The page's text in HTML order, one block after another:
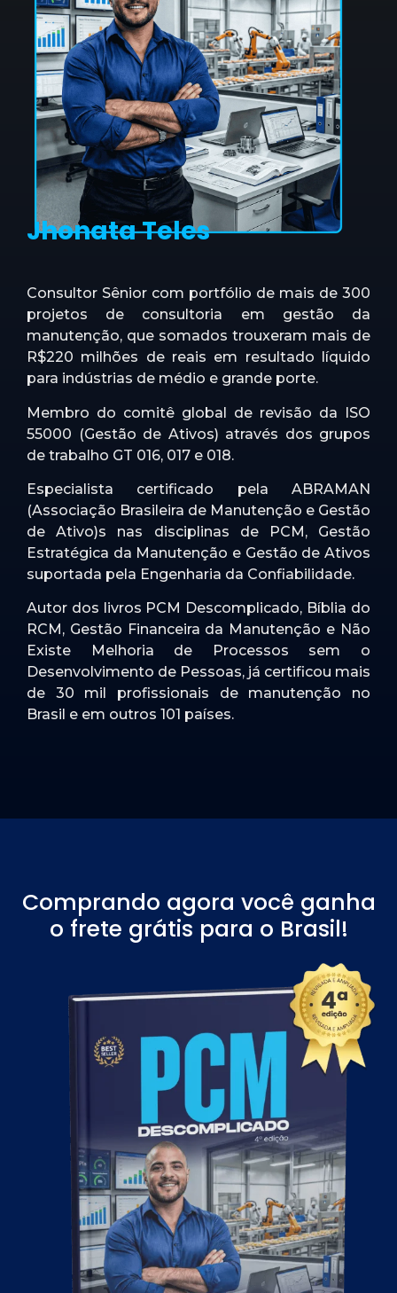
Jhonata Teles
Consultor Sênior com portfólio de mais de 300
projetos de consultoria em gestão da
manutenção, que somados trouxeram mais de
R$220 milhões de reais em resultado líquido
para indústrias de médio e grande porte.
Membro do comitê global de revisão da ISO
55000 (Gestão de Ativos) através dos grupos
de trabalho GT 016, 017 e 018.
Especialista certificado pela ABRAMAN
(Associação Brasileira de Manutenção e Gestão
de Ativo)s nas disciplinas de PCM, Gestão
Estratégica da Manutenção e Gestão de Ativos
suportada pela Engenharia da Confiabilidade.
Autor dos livros PCM Descomplicado, Bíblia do
RCM, Gestão Financeira da Manutenção e Não
Existe Melhoria de Processos sem o
Desenvolvimento de Pessoas, já certificou mais
de 30 mil profissionais de manutenção no
Brasil e em outros 101 países.
Comprando agora você ganha
o frete grátis para o Brasil!